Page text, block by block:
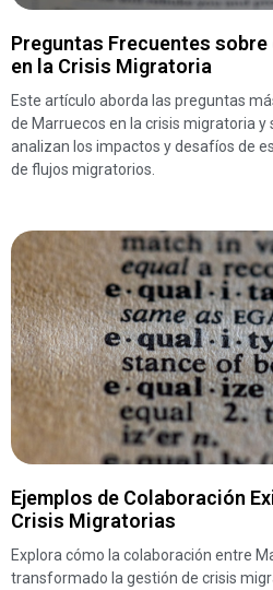
Preguntas Frecuentes
en la Crisis Migratoria
Este artículo aborda las preguntas
de Marruecos en la crisis migratoria y
analizan los impactos y desafíos de
de flujos migratorios.
Ejemplos de Colaboración
Crisis Migratorias
Explora cómo la colaboración entre
transformado la gestión de crisis